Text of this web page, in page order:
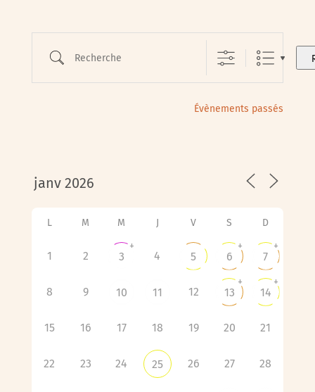
Évènements passés
L M M J V S D
1 2 3
+
4 5 6
+
7
+
8 9 10 11 12 13
+
14
+
15 16 17 18 19 20 21
22 23 24 25 26 27 28